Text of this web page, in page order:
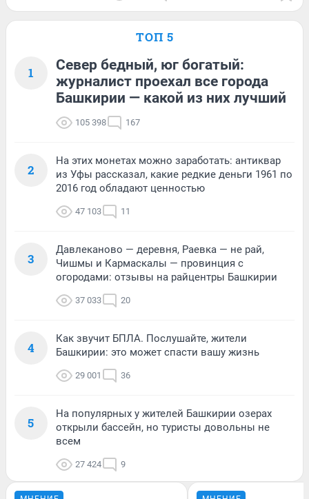
ТОП 5
1
Север бедный, юг богатый:
журналист проехал все города
Башкирии — какой из них лучший
105 398 167
2
На этих монетах можно заработать: антиквар
из Уфы рассказал, какие редкие деньги 1961 по
2016 год обладают ценностью
47 103 11
3
Давлеканово — деревня, Раевка — не рай,
Чишмы и Кармаскалы — провинция с
огородами: отзывы на райцентры Башкирии
37 033 20
4
Как звучит БПЛА. Послушайте, жители
Башкирии: это может спасти вашу жизнь
29 001 36
5
На популярных у жителей Башкирии озерах
открыли бассейн, но туристы довольны не
всем
27 424 9